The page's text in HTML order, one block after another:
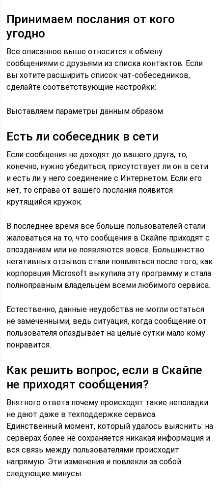
Принимаем послания от кого
угодно
Все описанное выше относится к обмену
сообщениями с друзьями из списка контактов. Если
вы хотите расширить список чат-собеседников,
сделайте соответствующие настройки:
Выставляем параметры данным образом
Есть ли собеседник в сети
Если сообщения не доходят до вашего друга, то,
конечно, нужно убедиться, присутствует ли он в сети
и есть ли у него соединение с Интернетом. Если его
нет, то справа от вашего послания появится
крутящийся кружок.
В последнее время все больше пользователей стали
жаловаться на то, что сообщения в Скайпе приходят с
опозданием или не появляются вовсе. Большинство
негативных отзывов стали появляться после того, как
корпорация Microsoft выкупила эту программу и стала
полноправным владельцем всеми любимого сервиса.
Естественно, данные неудобства не могли остаться
не замеченными, ведь ситуация, когда сообщение от
пользователя опаздывает на целые сутки мало кому
понравится.
Как решить вопрос, если в Скайпе
не приходят сообщения?
Внятного ответа почему происходят такие неполадки
не дают даже в техподдержке сервиса.
Единственный момент, который удалось выяснить: на
серверах более не сохраняется никакая информация и
вся связь между пользователями происходит
напрямую. Эти изменения и повлекли за собой
следующие минусы: